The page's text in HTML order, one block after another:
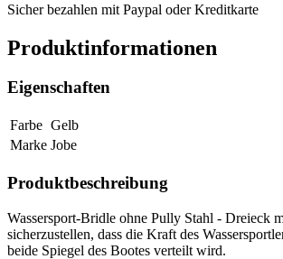
Sicher bezahlen mit Paypal oder Kreditkarte
Produktinformationen
Eigenschaften
Farbe Gelb
Marke Jobe
Produktbeschreibung
Wassersport-Bridle ohne Pully Stahl - Dreieck
sicherzustellen, dass die Kraft des
beide Spiegel des Bootes verteilt wird.